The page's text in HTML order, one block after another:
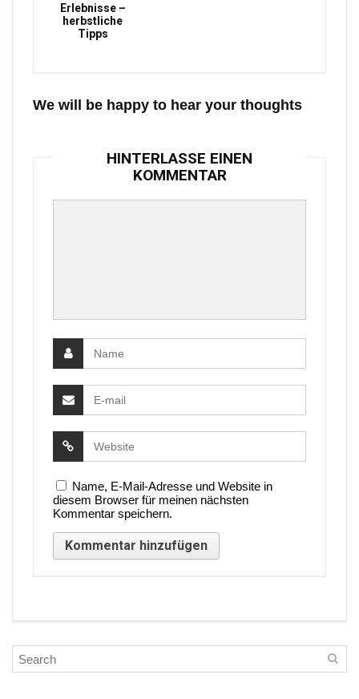
Erlebnisse –
herbstliche
Tipps
We will be happy to hear your thoughts
HINTERLASSE EINEN
KOMMENTAR
Name, E-Mail-Adresse und Website in
diesem Browser für meinen nächsten
Kommentar speichern.